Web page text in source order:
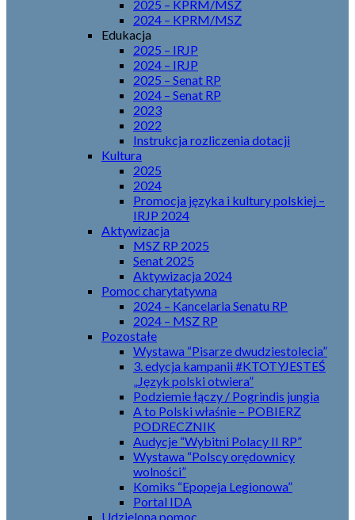
2025 – KPRM/MSZ
2024 – KPRM/MSZ
Edukacja
2025 – IRJP
2024 – IRJP
2025 – Senat RP
2024 – Senat RP
2023
2022
Instrukcja rozliczenia dotacji
Kultura
2025
2024
Promocja języka i kultury polskiej –
IRJP 2024
Aktywizacja
MSZ RP 2025
Senat 2025
Aktywizacja 2024
Pomoc charytatywna
2024 – Kancelaria Senatu RP
2024 – MSZ RP
Pozostałe
Wystawa “Pisarze dwudziestolecia”
3. edycja kampanii #KTOTYJESTEŚ
„Język polski otwiera”
Podziemie łączy / Pogrindis jungia
A to Polski właśnie – POBIERZ
PODRECZNIK
Audycje “Wybitni Polacy II RP”
Wystawa “Polscy orędownicy
wolności”
Komiks “Epopeja Legionowa”
Portal IDA
Udzielona pomoc